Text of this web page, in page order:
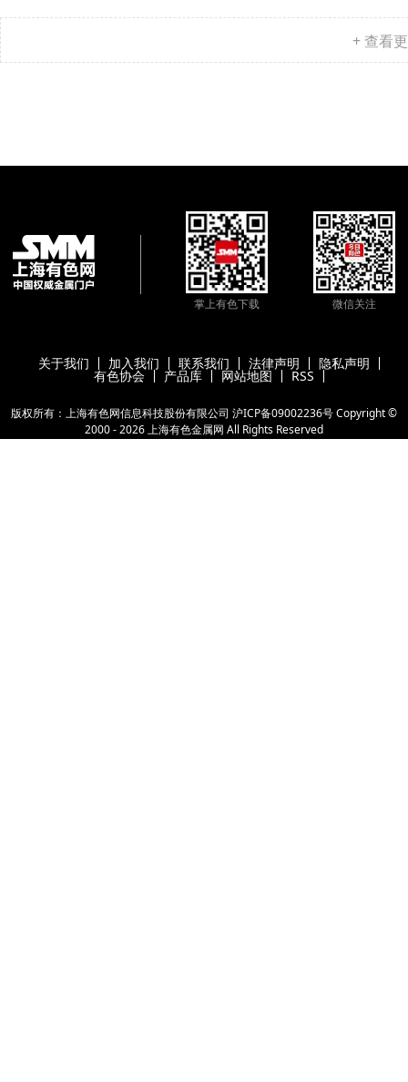
+ 查看
掌上有色下载 微信关注
关于我们 加入我们 联系我们 法律声明 隐私声明
有色协会 产品库 网站地图 RSS
版权所有：上海有色网信息科技股份有限公司 沪ICP备09002236号Copyright ©
2000 -2026上海有色金属网 All Rights Reserved